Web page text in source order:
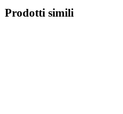
Prodotti simili